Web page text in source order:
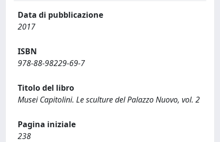
Data di pubblicazione
2017
ISBN
978-88-98229-69-7
Titolo del libro
Musei Capitolini. Le sculture del Palazzo Nuovo, vol. 2
Pagina iniziale
238